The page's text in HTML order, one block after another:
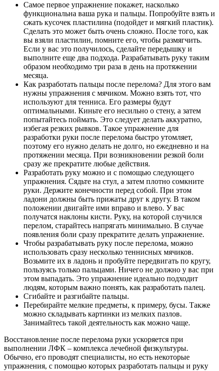
Самое первое упражнение покажет, насколько
функциональна ваша рука и пальцы. Попробуйте взять и
сжать кусочек пластилина (подойдет и мягкий пластик).
Сделать это может быть очень сложно. После того, как
вы взяли пластилин, помните его, чтобы размягчить.
Если у вас это получилось, сделайте передышку и
выполните еще два подхода. Разрабатывать руку таким
образом необходимо три раза в день на протяжении
месяца.
Как разработать пальцы после перелома? Для этого вам
нужны упражнения с мячиком. Можно взять тот, что
используют для тенниса. Его размеры будут
оптимальными. Киньте его несильно о стену, а затем
попытайтесь поймать. Это следует делать аккуратно,
избегая резких рывков. Такое упражнение для
разработки руки после перелома быстро утомляет,
поэтому его нужно делать не долго, но ежедневно и на
протяжении месяца. При возникновении резкой боли
сразу же прекратите любые действия.
Разработать руку можно и с помощью следующего
упражнения. Сядьте на стул, а затем плотно сомкните
руки. Держите конечности перед собой. При этом
ладони должны быть прижаты друг к другу. В таком
положении двигайте ими вправо и влево. У вас
получатся наклоны кисти. Руку, на которой случился
перелом, старайтесь напрягать минимально. В случае
появления боли сразу прекратите делать упражнение.
Чтобы разрабатывать руку после перелома, можно
использовать сразу несколько теннисных мячиков.
Возьмите их в ладонь и пробуйте передвигать по кругу,
пользуясь только пальцами. Ничего не должно у вас при
этом выпадать. Это упражнение идеально подходит
людям, которым важно понять, как разработать палец.
Сгибайте и разгибайте пальцы.
Перебирайте мелкие предметы, к примеру, бусы. Также
можно складывать картинки из мелких пазлов.
Занимайтесь такой деятельность как можно чаще.
Восстановление после перелома руки ускоряется при
выполнении ЛФК – комплекса лечебной физкультуры.
Обычно, его проводят специалисты, но есть некоторые
упражнения, с помощью которых разработать пальцы и руку